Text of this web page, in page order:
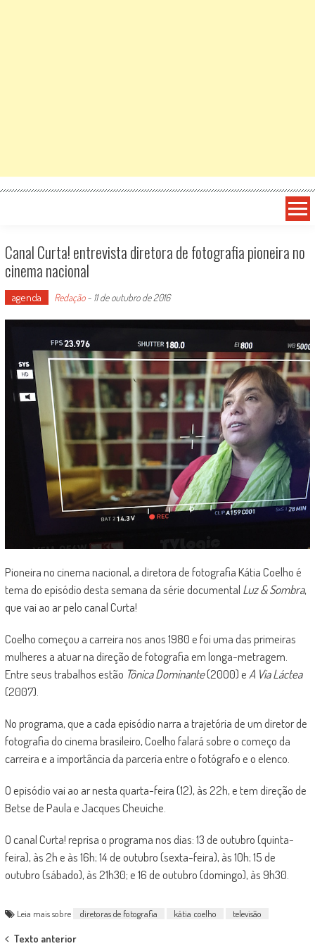
Canal Curta! entrevista diretora de fotografia pioneira no
cinema nacional
agenda Redação- 11 de outubro de 2016
Pioneira no cinema nacional, a diretora de fotografia Kátia Coelho é
tema do episódio desta semana da série documental Luz & Sombra,
que vai ao ar pelo canal Curta!
Coelho começou a carreira nos anos 1980 e foi uma das primeiras
mulheres a atuar na direção de fotografia em longa-metragem.
Entre seus trabalhos estão Tônica Dominante(2000) e A Via Láctea
(2007).
No programa, que a cada episódio narra a trajetória de um diretor de
fotografia do cinema brasileiro, Coelho falará sobre o começo da
carreira e a importância da parceria entre o fotógrafo e o elenco.
O episódio vai ao ar nesta quarta-feira (12), às 22h, e tem direção de
Betse de Paula e Jacques Cheuiche.
O canal Curta! reprisa o programa nos dias: 13 de outubro (quinta-
feira), às 2h e às 16h; 14 de outubro (sexta-feira), às 10h; 15 de
outubro (sábado), às 21h30; e 16 de outubro (domingo), às 9h30.
Leia mais sobre diretoras de fotografia kátia coelho televisão
Texto anterior